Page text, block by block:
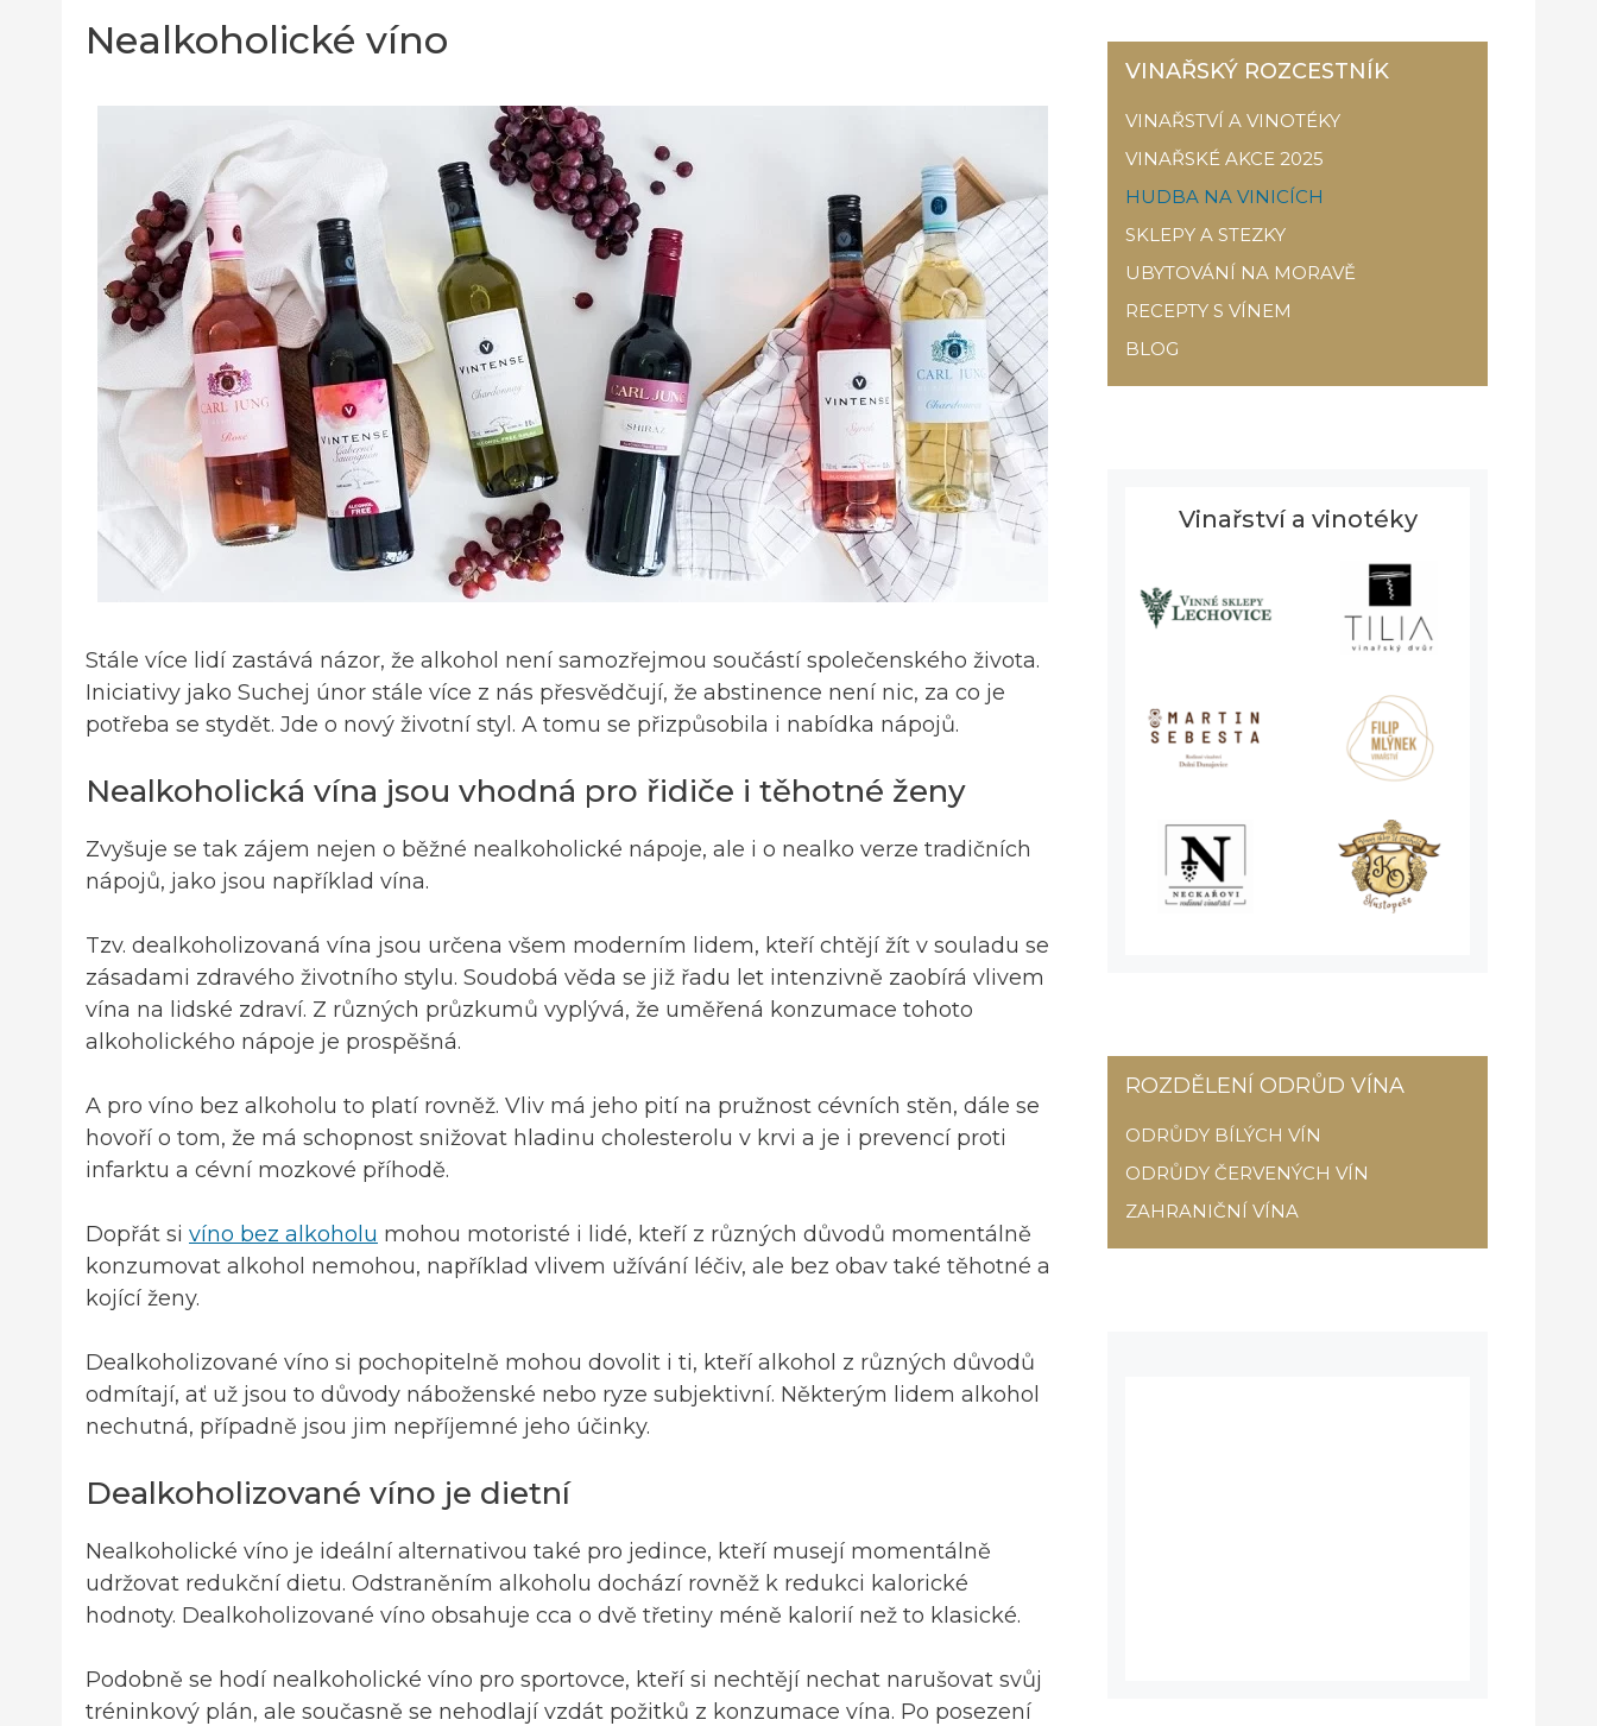
Nealkoholické víno
Stále více lidí zastává názor, že alkohol není samozřejmou součástí společenského života.
Iniciativy jako Suchej únor stále více z nás přesvědčují, že abstinence není nic, za co je
potřeba se stydět. Jde o nový životní styl. A tomu se přizpůsobila i nabídka nápojů.
Nealkoholická vína jsou vhodná pro řidiče i těhotné ženy
Zvyšuje se tak zájem nejen o běžné nealkoholické nápoje, ale i o nealko verze tradičních
nápojů, jako jsou například vína.
Tzv. dealkoholizovaná vína jsou určena všem moderním lidem, kteří chtějí žít v souladu se
zásadami zdravého životního stylu. Soudobá věda se již řadu let intenzivně zaobírá vlivem
vína na lidské zdraví. Z různých průzkumů vyplývá, že uměřená konzumace tohoto
alkoholického nápoje je prospěšná.
A pro víno bez alkoholu to platí rovněž. Vliv má jeho pití na pružnost cévních stěn, dále se
hovoří o tom, že má schopnost snižovat hladinu cholesterolu v krvi a je i prevencí proti
infarktu a cévní mozkové příhodě.
Dopřát si víno bez alkoholu mohou motoristé i lidé, kteří z různých důvodů momentálně
konzumovat alkohol nemohou, například vlivem užívání léčiv, ale bez obav také těhotné a
kojící ženy.
Dealkoholizované víno si pochopitelně mohou dovolit i ti, kteří alkohol z různých důvodů
odmítají, ať už jsou to důvody náboženské nebo ryze subjektivní. Některým lidem alkohol
nechutná, případně jsou jim nepříjemné jeho účinky.
Dealkoholizované víno je dietní
Nealkoholické víno je ideální alternativou také pro jedince, kteří musejí momentálně
udržovat redukční dietu. Odstraněním alkoholu dochází rovněž k redukci kalorické
hodnoty. Dealkoholizované víno obsahuje cca o dvě třetiny méně kalorií než to klasické.
Podobně se hodí nealkoholické víno pro sportovce, kteří si nechtějí nechat narušovat svůj
tréninkový plán, ale současně se nehodlají vzdát požitků z konzumace vína. Po posezení
VINAŘSKÝ ROZCESTNÍK
VINAŘSTVÍ A VINOTÉKY
VINAŘSKÉ AKCE 2025
HUDBA NA VINICÍCH
SKLEPY A STEZKY
UBYTOVÁNÍ NA MORAVĚ
RECEPTY S VÍNEM
BLOG
Vinařství a vinotéky
ROZDĚLENÍ ODRŮD VÍNA
ODRŮDY BÍLÝCH VÍN
ODRŮDY ČERVENÝCH VÍN
ZAHRANIČNÍ VÍNA